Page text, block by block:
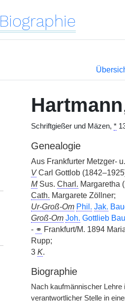
Biographie
Hartmann
Schriftgießer und Mäzen, *
Genealogie
Aus Frankfurter Metzger- u.
VCarl Gottlob
MSus. Charl. Margaretha
Cath. Margarete Zöllner;
Ur-Groß-Om Phil. Jak.
Groß-Om Joh. Gottlieb
- ⚭ Frankfurt/M. 1894
Rupp;
3 K.
Biographie
Nach kaufmännischer Lehre
verantwortlicher Stelle in